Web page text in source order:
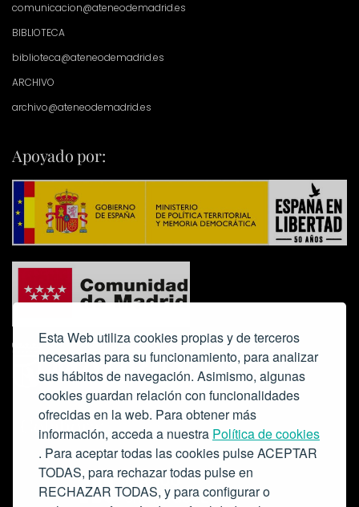
Esta Web utiliza cookies propias y de terceros
necesarias para su funcionamiento, para analizar
sus hábitos de navegación. Asimismo, algunas
cookies guardan relación con funcionalidades
ofrecidas en la web. Para obtener más
información, acceda a nuestra Política de cookies
. Para aceptar todas las cookies pulse ACEPTAR
TODAS, para rechazar todas pulse en
RECHAZAR TODAS, y para configurar o
comunicacion@ateneodemadrid.es
BIBLIOTECA
biblioteca@ateneodemadrid.es
ARCHIVO
archivo@ateneodemadrid.es
Apoyado por:
Colabora: